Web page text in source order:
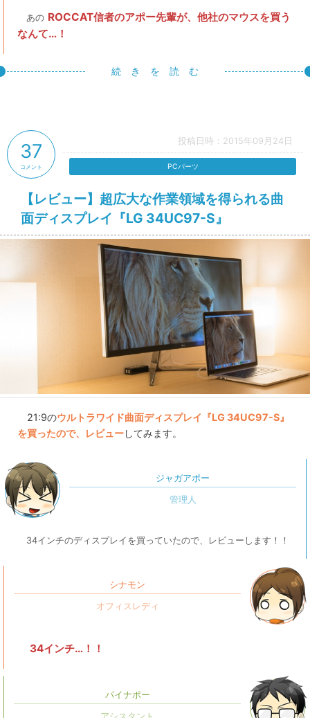
あの ROCCAT信者のアポー先輩が、他社のマウスを買う
なんて…！
続 き を 読 む
投稿日時：2015年09月24日
【レビュー】超広大な作業領域を得られる曲
面ディスプレイ『LG 34UC97-S』
37
コメント PCパーツ
21:9のウルトラワイド曲面ディスプレイ『LG 34UC97-S』
を買ったので、レビューしてみます。
ジャガアポー
34インチのディスプレイを買っていたので、レビューします！！
シナモン
34インチ…！！
パイナポー